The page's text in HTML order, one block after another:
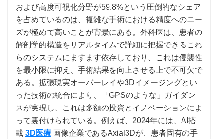
および高度可視化分野が59.8%という圧倒的なシェア
を占めているのは、複雑な手術における精度へのニー
ズが極めて高いことが背景にある。外科医は、患者の
解剖学的構造をリアルタイムで詳細に把握できるこれ
らのシステムにますます依存しており、これは侵襲性
を最小限に抑え、手術結果を向上させる上で不可欠で
ある。拡張現実オーバーレイや3Dイメージングとい
った技術の統合により、「GPSのような」ガイダン
スが実現し、これは多額の投資とイノベーションによ
って裏付けられている。例えば、2024年には、AI搭
載 3D医療 画像企業であるAxial3Dが、患者固有の手